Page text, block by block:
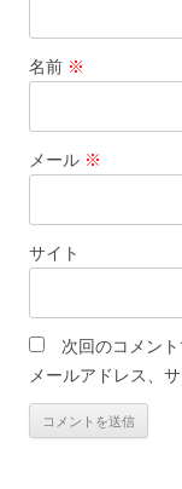
名前 ※
メール ※
サイト
次回のコメン
メールアドレス、